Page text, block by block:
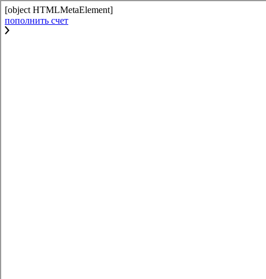
[object HTMLMetaElement]
пополнить счет